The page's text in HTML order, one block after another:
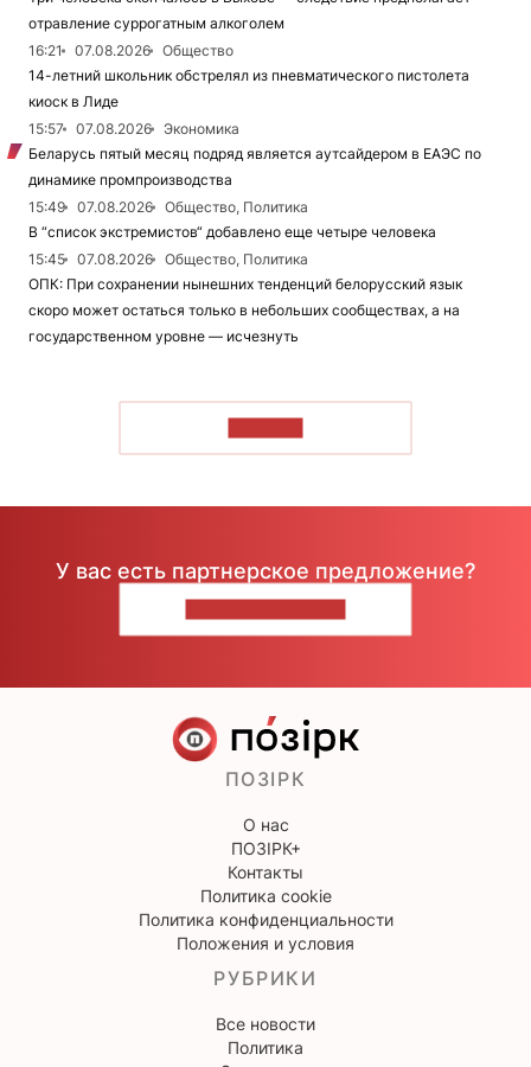
отравление суррогатным алкоголем
16:21
07.08.2026
Общество
14-летний школьник обстрелял из пневматического пистолета
киоск в Лиде
15:57
07.08.2026
Экономика
Беларусь пятый месяц подряд является аутсайдером в ЕАЭС по
динамике промпроизводства
15:49
07.08.2026
Общество, Политика
В “список экстремистов“ добавлено еще четыре человека
15:45
07.08.2026
Общество, Политика
ОПК: При сохранении нынешних тенденций белорусский язык
скоро может остаться только в небольших сообществах, а на
государственном уровне — исчезнуть
У вас есть партнерское предложение?
ПОЗІРК
О нас
ПОЗІРК+
Контакты
Политика cookie
Политика конфиденциальности
Положения и условия
РУБРИКИ
Все новости
Политика